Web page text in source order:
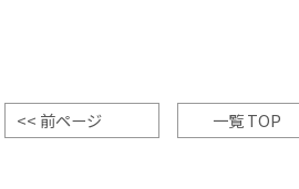
<< 前ページ 一覧 TOP